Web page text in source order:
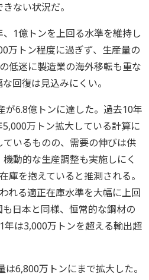
ない状況だ。
1億トンを上回る水準を維持し
万トン程度に過ぎず、生産量の
低迷に製造業の海外移転も重な
回復は見込みにくい。
が6.8億トンに達した。過去10年
万トン拡大している計算に
いるものの、需要の伸びは供
動的な生産調整も実施しにく
庫を抱えていると推測される。
れる適正在庫水準を大幅に上回
日本と同様、恒常的な鋼材の
年は3,000万トンを超える輸出超
6,800万トンにまで拡大した。